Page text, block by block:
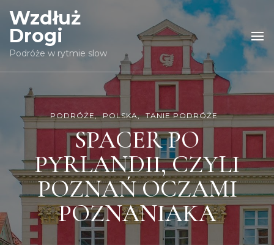
Wzdłuż
Drogi
Podróże w rytmie slow
PODRÓŻE POLSKA TANIE PODRÓŻE
SPACER PO
PYRLANDII, CZYLI
POZNAŃ OCZAMI
POZNANIAKA